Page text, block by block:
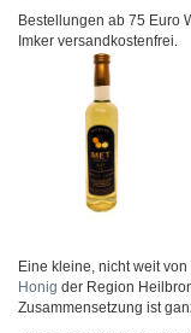
Bestellungen ab 75 Euro
Imker versandkostenfrei.
Eine kleine, nicht weit
Honig der Region
Zusammensetzung ist